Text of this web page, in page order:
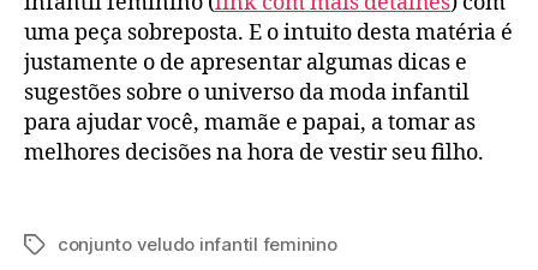
uma peça sobreposta. E o intuito desta matéria é
justamente o de apresentar algumas dicas e
sugestões sobre o universo da moda infantil
para ajudar você, mamãe e papai, a tomar as
melhores decisões na hora de vestir seu filho.
Tagsconjunto veludo infantil feminino